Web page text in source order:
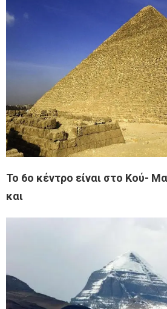
Το 6ο κέντρο είναι στο Κού-
και